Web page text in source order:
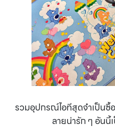
รวมอุปกรณ์ไอทีสุดจำเป็นซื้
ลายน่ารัก ๆ อันนี้